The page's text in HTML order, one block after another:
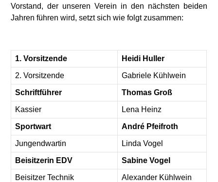
Vorstand, der unseren Verein in den nächsten beiden
Jahren führen wird, setzt sich wie folgt zusammen:
1. Vorsitzende Heidi Huller
2. Vorsitzende Gabriele Kühlwein
Schriftführer Thomas Groß
Kassier Lena Heinz
Sportwart André Pfeifroth
Jungendwartin Linda Vogel
Beisitzerin EDV Sabine Vogel
Beisitzer Technik Alexander Kühlwein